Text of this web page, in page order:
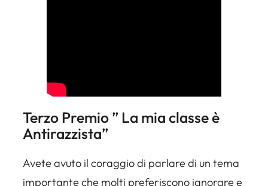
Terzo Premio ” La mia classe è
Antirazzista”
Avete avuto il coraggio di parlare di un tema
importante che molti preferiscono ignorare e